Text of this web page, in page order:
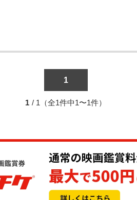
1
1 / 1（全1件中1〜1件）